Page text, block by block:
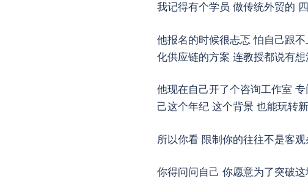
我记得有个学员 做传统外贸的
他报名的时候很忐忑 怕自己跟
化供应链的方案 连教授都说有想
他现在自己开了个咨询工作室
己这个年纪 这个背景 也能玩转
所以你看 限制你的往往不是客
你得问问自己 你愿意为了突破